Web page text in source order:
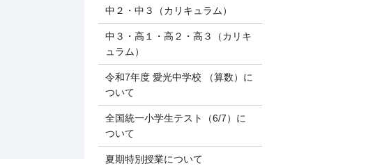
中２・中３（カリキュラム）
中３・高１・高２・高３（カリキ
ュラム）
令和7年度 愛光中学校 （算数）に
ついて
全国統一小学生テスト（6/7）に
ついて
夏期特別授業について